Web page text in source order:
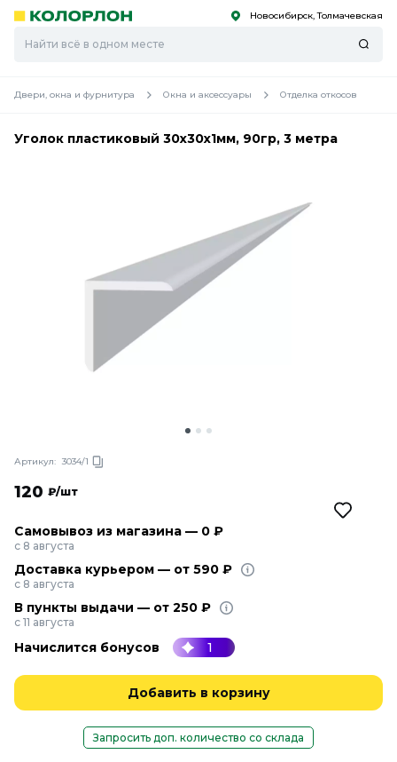
Скоро
Скоро Новосибирск, Толмачевская
Двери, окна и фурнитура Окна и аксессуары Отделка откосов
Уголок пластиковый 30х30х1мм, 90гр, 3 метра
Артикул: 3034/1
120 ₽/шт
Самовывоз из магазина — 0 ₽
с 8 августа
Доставка курьером — от 590 ₽
с 8 августа
В пункты выдачи — от 250 ₽
с 11 августа
Начислится бонусов 1
Добавить в корзину
Запросить доп. количество со склада